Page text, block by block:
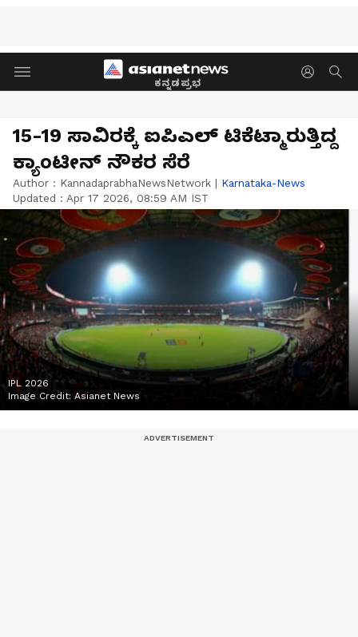
ಕನ್ನಡಪ್ರಭ
15-19 ಸಾವಿರಕ್ಕೆ ಐಪಿಎಲ್ ಟಿಕೆಟ್ಮಾರುತ್ತಿದ್ದ
ಕ್ಯಾಂಟೀನ್‌ ನೌಕರ ಸೆರೆ
Author : KannadaprabhaNewsNetwork | Karnataka-News
Updated : Apr 17 2026, 08:59 AM IST
IPL 2026
Image Credit: Asianet News